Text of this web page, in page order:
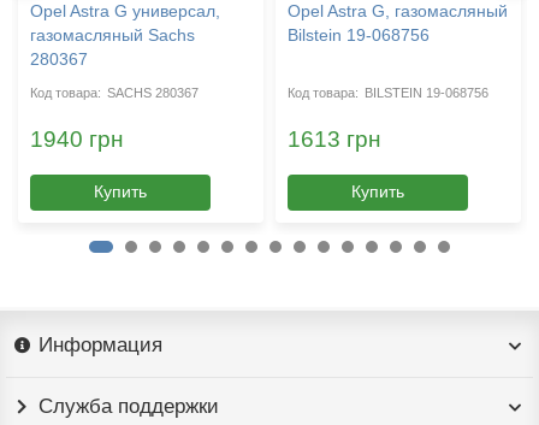
Opel Astra G универсал,
газомасляный Sachs
280367
SACHS 280367
1940 грн
Купить
Opel Astra G, газомасляный
Bilstein 19-068756
BILSTEIN 19-068756
1613 грн
Купить
Информация
Служба поддержки